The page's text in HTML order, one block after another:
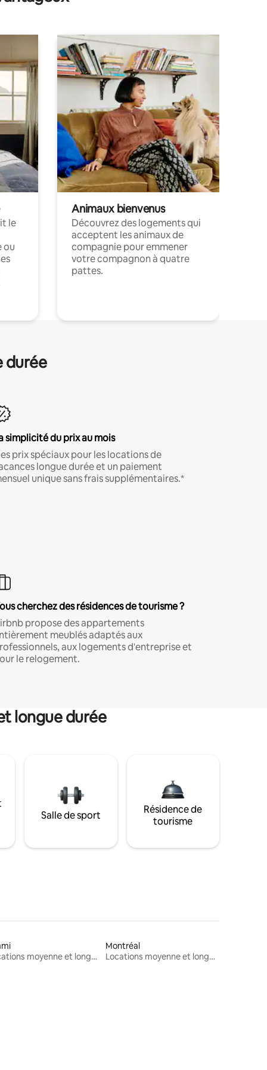
le
ou
Animaux bienvenus
Découvrez des logements qui
acceptent les animaux de
compagnie pour emmener
votre compagnon à quatre
pattes.
durée
simplicité du prix au mois
prix spéciaux pour les locations de
longue durée et un paiement
unique sans frais supplémentaires.*
cherchez des résidences de tourisme ?
propose des appartements
meublés adaptés aux
aux logements d'entreprise et
le relogement.
longue durée
Salle de sport
Résidence de
tourisme
Locations moyenne et longue durée
Montréal
Locations moyenne et longue durée